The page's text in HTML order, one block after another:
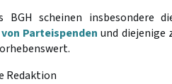
BGH scheinen insbesondere
Parteispenden und diejenige
Redaktion